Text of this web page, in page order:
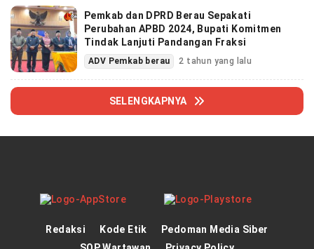
Pemkab dan DPRD Berau Sepakati
Perubahan APBD 2024, Bupati Komitmen
Tindak Lanjuti Pandangan Fraksi
ADV Pemkab berau 2 tahun yang lalu
SELENGKAPNYA
Redaksi Kode Etik
Pedoman Media Siber